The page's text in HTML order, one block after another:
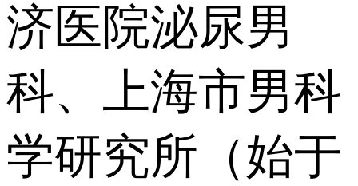
济医院泌尿男
科、上海市男科
学研究所（始于